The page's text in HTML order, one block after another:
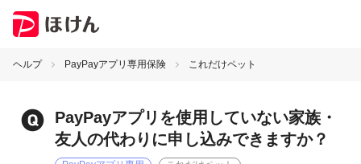
ヘルプ PayPayアプリ専用保険 これだけペット
PayPayアプリを使用していない家族・
友人の代わりに申し込みできますか？